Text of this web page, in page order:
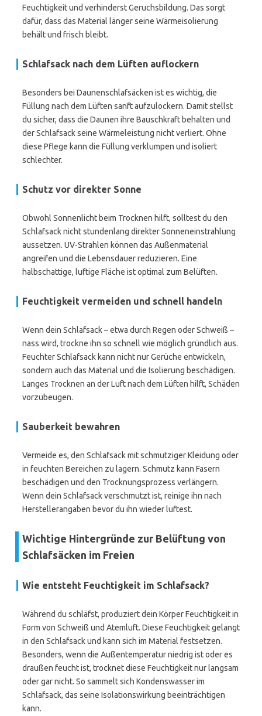
Feuchtigkeit und verhinderst Geruchsbildung. Das sorgt
dafür, dass das Material länger seine Wärmeisolierung
behält und frisch bleibt.
Schlafsack nach dem Lüften auflockern
Besonders bei Daunenschlafsäcken ist es wichtig, die
Füllung nach dem Lüften sanft aufzulockern. Damit stellst
du sicher, dass die Daunen ihre Bauschkraft behalten und
der Schlafsack seine Wärmeleistung nicht verliert. Ohne
diese Pflege kann die Füllung verklumpen und isoliert
schlechter.
Schutz vor direkter Sonne
Obwohl Sonnenlicht beim Trocknen hilft, solltest du den
Schlafsack nicht stundenlang direkter Sonneneinstrahlung
aussetzen. UV-Strahlen können das Außenmaterial
angreifen und die Lebensdauer reduzieren. Eine
halbschattige, luftige Fläche ist optimal zum Belüften.
Feuchtigkeit vermeiden und schnell handeln
Wenn dein Schlafsack – etwa durch Regen oder Schweiß –
nass wird, trockne ihn so schnell wie möglich gründlich aus.
Feuchter Schlafsack kann nicht nur Gerüche entwickeln,
sondern auch das Material und die Isolierung beschädigen.
Langes Trocknen an der Luft nach dem Lüften hilft, Schäden
vorzubeugen.
Sauberkeit bewahren
Vermeide es, den Schlafsack mit schmutziger Kleidung oder
in feuchten Bereichen zu lagern. Schmutz kann Fasern
beschädigen und den Trocknungsprozess verlängern.
Wenn dein Schlafsack verschmutzt ist, reinige ihn nach
Herstellerangaben bevor du ihn wieder luftest.
Wichtige Hintergründe zur Belüftung von
Schlafsäcken im Freien
Wie entsteht Feuchtigkeit im Schlafsack?
Während du schläfst, produziert dein Körper Feuchtigkeit in
Form von Schweiß und Atemluft. Diese Feuchtigkeit gelangt
in den Schlafsack und kann sich im Material festsetzen.
Besonders, wenn die Außentemperatur niedrig ist oder es
draußen feucht ist, trocknet diese Feuchtigkeit nur langsam
oder gar nicht. So sammelt sich Kondenswasser im
Schlafsack, das seine Isolationswirkung beeinträchtigen
kann.